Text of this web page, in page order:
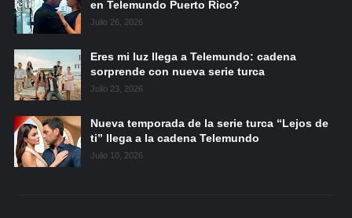
en Telemundo Puerto Rico?
Julio 26, 2026
Eres mi luz llega a Telemundo: cadena
sorprende con nueva serie turca
Julio 23, 2026
Nueva temporada de la serie turca “Lejos de
ti” llega a la cadena Telemundo
Julio 10, 2026